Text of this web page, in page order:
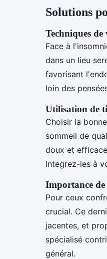
Solutions
Techniques
Face à
dans un lieu
favorisant
loin des
Utilisation de
Choisir la bonne
sommeil de
doux et
Integrez-les à
Importance de
Pour ceux
crucial. Ce
jacentes, et
spécialisé
général.